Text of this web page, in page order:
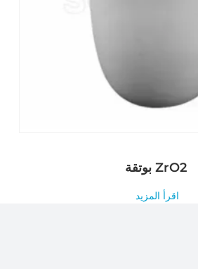
بوتقة ZrO2
اقرأ المزيد